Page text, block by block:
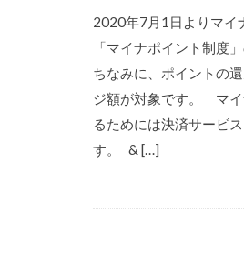
2020年7月1日よりマイ
「マイナポイント制度
ちなみに、ポイントの
ジ額が対象です。 マイ
るためには決済サービ
す。 & […]